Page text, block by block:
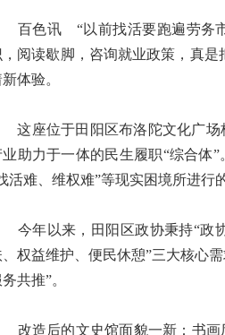
色讯 “以前找活要跑遍劳务市
，阅读歇脚，咨询就业政策，真
体验。
座位于田阳区布洛陀文化广场
业助力于一体的民生履职“综合体
活难、维权难”等现实困境所进行
年以来，田阳区政协秉持“政协
、权益维护、便民休憩”三大核心
务共推”。
造后的文史馆面貌一新：书画